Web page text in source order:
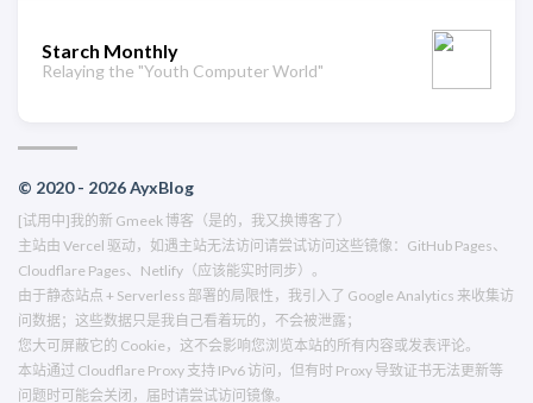
Starch Monthly
Relaying the "Youth Computer World"
© 2020 - 2026 AyxBlog
[试用中]我的新 Gmeek 博客（是的，我又换博客了）
主站由 Vercel 驱动，如遇主站无法访问请尝试访问这些镜像： GitHub Pages、
Cloudflare Pages、 Netlify （应该能实时同步）。
由于静态站点 + Serverless 部署的局限性，我引入了 Google Analytics 来收集访
问数据；这些数据只是我自己看着玩的，不会被泄露；
您大可屏蔽它的 Cookie，这不会影响您浏览本站的所有内容或发表评论。
本站通过 Cloudflare Proxy 支持 IPv6 访问，但有时 Proxy 导致证书无法更新等
问题时可能会关闭，届时请尝试访问镜像。